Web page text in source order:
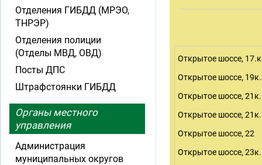
Открытое шоссе,
Открытое шоссе,
Открытое шоссе,
Открытое шоссе,
Открытое шоссе, 22
Открытое шоссе,
Отделения ГИБДД (МРЭО,
ТНРЭР)
Отделения полиции
(Отделы МВД, ОВД)
Посты ДПС
Штрафстоянки ГИБДД
Органы местного
управления
Администрация
муниципальных округов